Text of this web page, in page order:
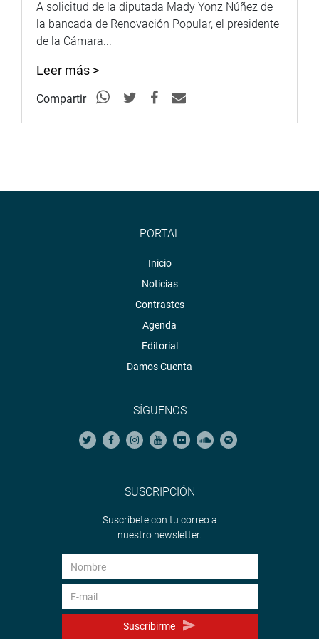
07-08-18
A solicitud de la diputada Mady Yonz Núñez de
la bancada de Renovación Popular, el presidente
de la Cámara...
Leer más >
Compartir
PORTAL
Inicio
Noticias
Contrastes
Agenda
Editorial
Damos Cuenta
SÍGUENOS
SUSCRIPCIÓN
Suscríbete con tu correo a
nuestro newsletter.
Suscribirme